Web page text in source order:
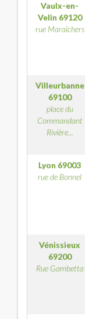
Vaulx-en-
Velin 69120
rue Maraîchers
Villeurbanne
69100
place du
Commandant
Rivière...
Lyon 69003
rue de Bonnel
Vénissieux
69200
Rue Gambetta